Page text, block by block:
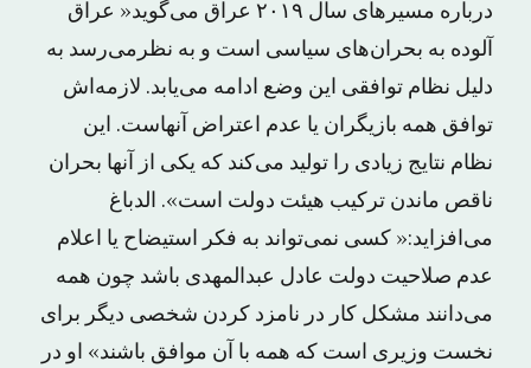
درباره مسیرهای سال ۲۰۱۹ عراق می‌گوید« عراق
آلوده به بحران‌های سیاسی است و به نظرمی‌رسد به
دلیل نظام توافقی این وضع ادامه می‌یابد. لازمه‌اش
توافق همه بازیگران یا عدم اعتراض آنهاست. این
نظام نتایج زیادی را تولید می‌کند که یکی از آنها بحران
ناقص ماندن ترکیب هیئت دولت است». الدباغ
می‌افزاید:« کسی نمی‌تواند به فکر استیضاح یا اعلام
عدم صلاحیت دولت عادل عبدالمهدی باشد چون همه
می‌دانند مشکل کار در نامزد کردن شخصی دیگر برای
نخست وزیری است که همه با آن موافق باشند» او در